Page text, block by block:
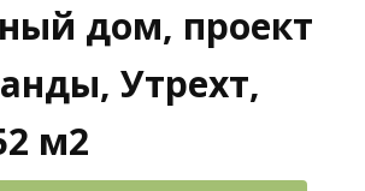
дом, проект
Утрехт,
м2